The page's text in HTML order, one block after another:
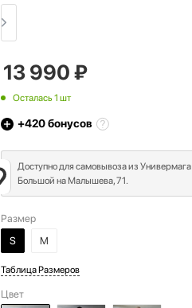
13 990₽
Осталась 1 шт
+420бонусов
Доступно для самовывоза из Универмага
Большой на Малышева, 71.
Размер
S
M
Таблица Размеров
Цвет